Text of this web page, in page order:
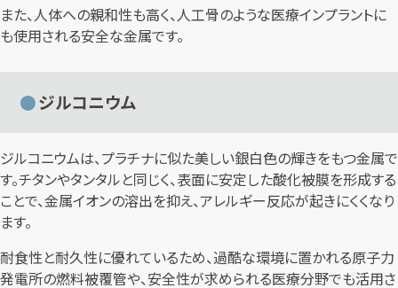
また、人体への親和性も高く、人工骨のような医療インプラントに
も使用される安全な金属です。
ジルコニウム
ジルコニウムは、プラチナに似た美しい銀白色の輝きをもつ金属で
す。チタンやタンタルと同じく、表面に安定した酸化被膜を形成する
ことで、金属イオンの溶出を抑え、アレルギー反応が起きにくくなり
ます。
耐食性と耐久性に優れているため、過酷な環境に置かれる原子力
発電所の燃料被覆管や、安全性が求められる医療分野でも活用さ